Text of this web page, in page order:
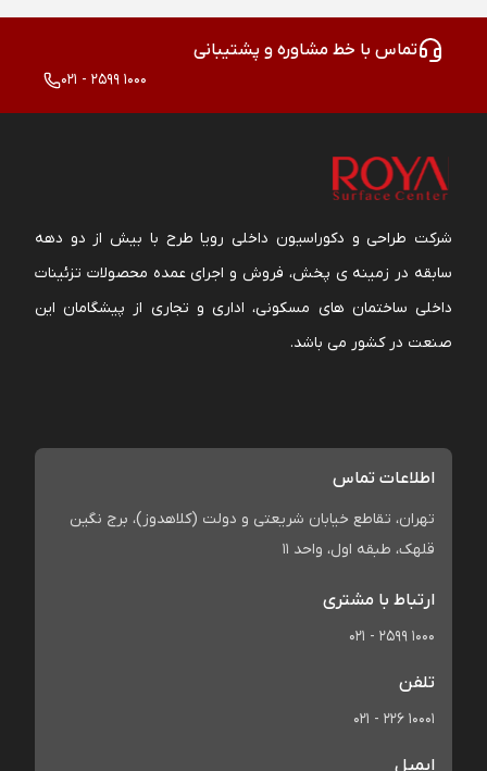
تماس با خط مشاوره و پشتیبانی
021 - 2599 1000
شرکت طراحی و دکوراسیون داخلی رویا طرح با بیش از دو دهه
سابقه در زمینه ی پخش، فروش و اجرای عمده محصولات تزئینات
داخلی ساختمان های مسکونی، اداری و تجاری از پیشگامان این
صنعت در کشور می باشد.
اطلاعات تماس
تهران، تقاطع خیابان شریعتی و دولت (کلاهدوز)، برج نگین
قلهک، طبقه اول، واحد 11
ارتباط با مشتری
021 - 2599 1000
تلفن
021 - 226 10001
ایمیل